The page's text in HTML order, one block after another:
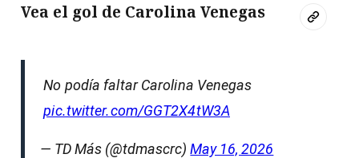
Vea el gol de Carolina Venegas
No podía faltar Carolina Venegas
pic.twitter.com/GGT2X4tW3A
— TD Más (@tdmascrc)May 16, 2026